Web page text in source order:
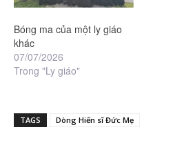
Bóng ma của một ly giáo
khác
07/07/2026
Trong "Ly giáo"
TAGS Dòng Hiến sĩ Đức Mẹ